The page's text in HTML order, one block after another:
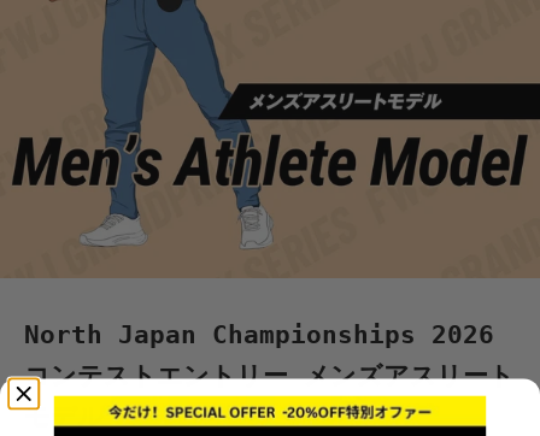
North Japan Championships 2026
コンテストエントリー メンズアスリート
モデル